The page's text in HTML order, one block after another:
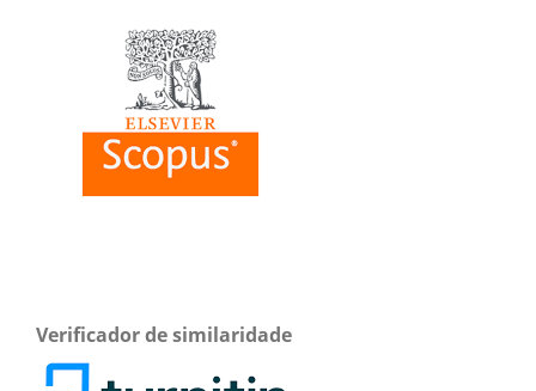
Verificador de similaridade